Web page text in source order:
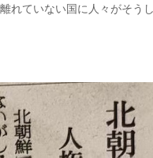
れていない国に人々がそう